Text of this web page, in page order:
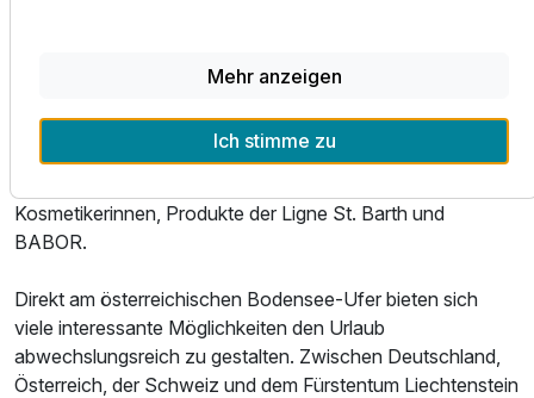
Ausstattung
Für 6 Tage 1.019,00 €
Doppelzimmer zur Einzelnutzung
(60°C) mit Seeblick, Finnische Sauna (90°C), Dampfbad
Ruhebereiche mit Terrasse und Seeblick, 7
Behandlungsräume für Massagen & Beautyanwendungen
Kosmetikerinnen, Produkte der Ligne St. Barth und
BABOR.
Direkt am österreichischen Bodensee-Ufer bieten sich
viele interessante Möglichkeiten den Urlaub
abwechslungsreich zu gestalten. Zwischen Deutschland,
Österreich, der Schweiz und dem Fürstentum Liechtenstein
Mehr anzeigen
Ich stimme zu